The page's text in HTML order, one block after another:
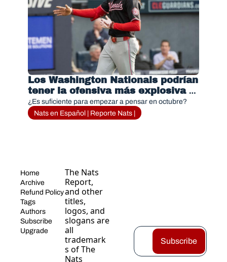
Los Washington Nationals podrían
tener la ofensiva más explosiva
de la MLB
¿Es suficiente para empezar a pensar en octubre?
Nats en Español | Reporte Nats |
Home
Archive
Refund Policy
Tags
Authors
Subscribe
Upgrade
The Nats
Report,
and other
titles,
logos, and
slogans are
all
trademark
s of The
Nats
Subscribe